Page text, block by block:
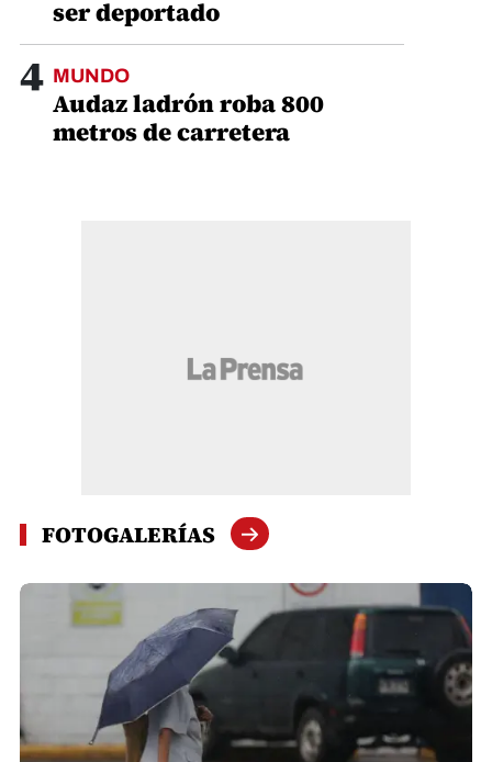
ser deportado
4 MUNDO
Audaz ladrón roba 800
metros de carretera
FOTOGALERÍAS